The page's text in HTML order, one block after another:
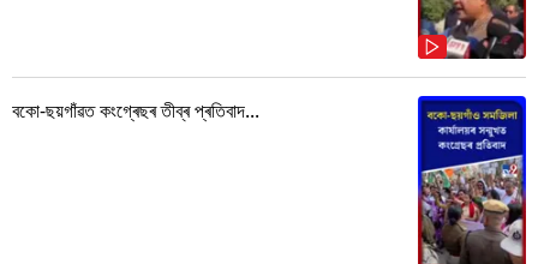
বকো-ছয়গাঁৱত কংগ্ৰেছৰ তীব্ৰ প্ৰতিবাদ...